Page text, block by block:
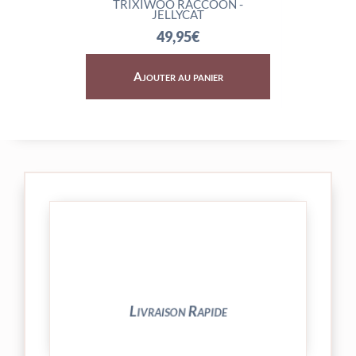
TRIXIWOO RACCOON -
JELLYCAT
€
Ajouter au panier
Livraison Rapide